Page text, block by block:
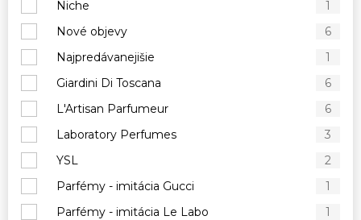
Niche
1
Nové objevy
6
Najpredávanejišie
1
Giardini Di Toscana
6
L'Artisan Parfumeur
6
Laboratory Perfumes
3
YSL
2
Parfémy - imitácia Gucci
1
Parfémy - imitácia Le Labo
1